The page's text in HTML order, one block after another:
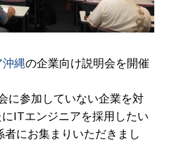
縄の企業向け説明会を開催
に参加していない企業を対
にITエンジニアを採用したい
者にお集まりいただきまし